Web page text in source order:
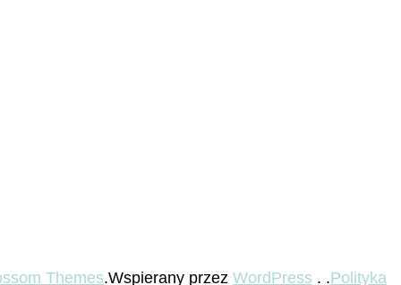
Themes.Wspierany przez WordPress . .Polityka